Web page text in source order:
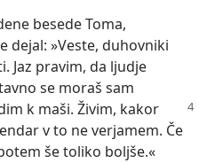
besede Toma,
dejal: »Veste, duhovniki
Jaz pravim, da ljudje
se moraš sam
k maši. Živim, kakor
v to ne verjamem. Če
še toliko boljše.«